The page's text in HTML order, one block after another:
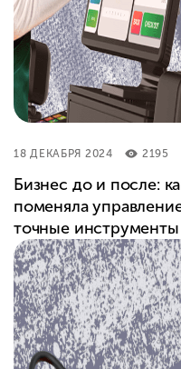
18 ДЕКАБРЯ 2024 2195
Бизнес до и после:
поменяла
точные